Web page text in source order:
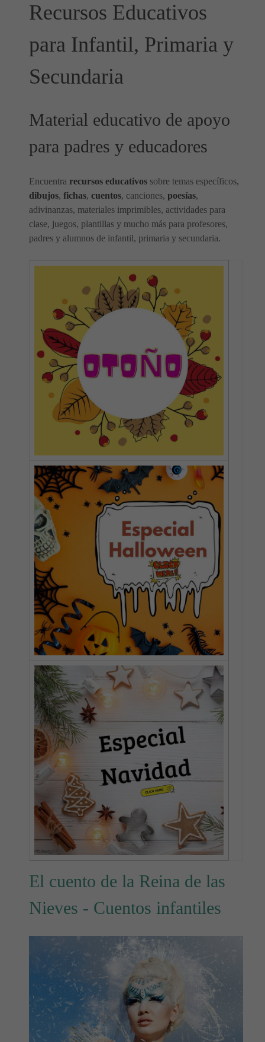
Recursos Educativos
para Infantil, Primaria y
Secundaria
Material educativo de apoyo
para padres y educadores
Encuentra recursos educativos sobre temas específicos,
dibujos, fichas, cuentos, canciones, poesías,
adivinanzas, materiales imprimibles, actividades para
clase, juegos, plantillas y mucho más para profesores,
padres y alumnos de infantil, primaria y secundaria.
El cuento de la Reina de las
Nieves - Cuentos infantiles